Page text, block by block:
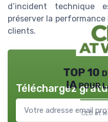
d’incident
préserver la
clients.
TOP 10
IA pour
CLO at
Téléchargez